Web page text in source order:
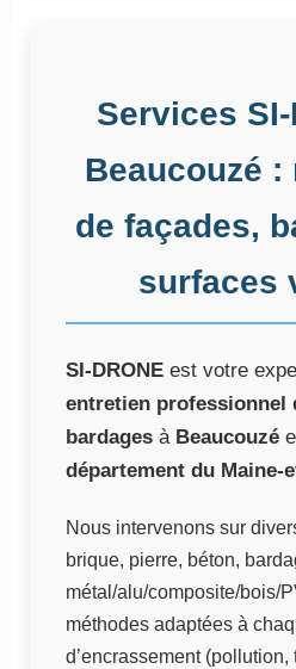
Services SI-
Beaucouzé :
de façades,
surfaces
SI-DRONEest votre
entretien professionnel
bardagesà Beaucouzé
département du Maine-
Nous intervenons sur
brique, pierre, béton,
métal/alu/composite/bois/
méthodes adaptées à
d’encrassement (pollution,